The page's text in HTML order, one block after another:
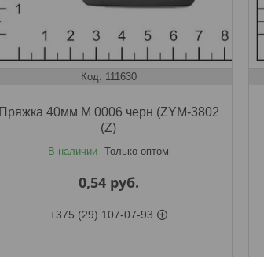
111630
Пряжка 40мм M 0006 черн (ZYM-3802
(Z)
В наличии Только оптом
0,54 руб.
+375 (29) 107-07-93